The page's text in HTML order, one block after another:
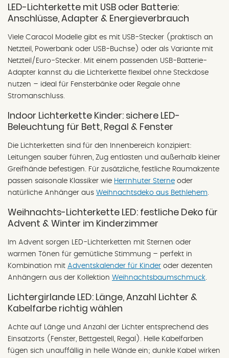
LED-Lichterkette mit USB oder Batterie:
Anschlüsse, Adapter & Energieverbrauch
Viele Caracol Modelle gibt es mit USB-Stecker (praktisch an
Netzteil, Powerbank oder USB-Buchse) oder als Variante mit
Netzteil/Euro-Stecker. Mit einem passenden USB-Batterie-
Adapter kannst du die Lichterkette flexibel ohne Steckdose
nutzen – ideal für Fensterbänke oder Regale ohne
Stromanschluss.
Indoor Lichterkette Kinder: sichere LED-
Beleuchtung für Bett, Regal & Fenster
Die Lichterketten sind für den Innenbereich konzipiert:
Leitungen sauber führen, Zug entlasten und außerhalb kleiner
Greifhände befestigen. Für zusätzliche, festliche Raumakzente
passen saisonale Klassiker wie Herrnhuter Sterne oder
natürliche Anhänger aus Weihnachtsdeko aus Bethlehem.
Weihnachts-Lichterkette LED: festliche Deko für
Advent & Winter im Kinderzimmer
Im Advent sorgen LED-Lichterketten mit Sternen oder
warmen Tönen für gemütliche Stimmung – perfekt in
Kombination mit Adventskalender für Kinder oder dezenten
Anhängern aus der Kollektion Weihnachtsbaumschmuck.
Lichtergirlande LED: Länge, Anzahl Lichter &
Kabelfarbe richtig wählen
Achte auf Länge und Anzahl der Lichter entsprechend des
Einsatzorts (Fenster, Bettgestell, Regal). Helle Kabelfarben
fügen sich unauffällig in helle Wände ein; dunkle Kabel wirken